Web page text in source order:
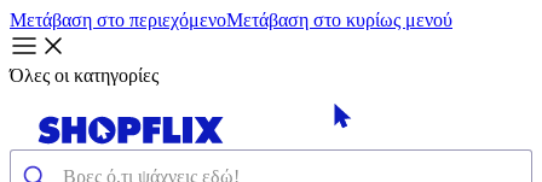
Μετάβαση στο περιεχόμενοΜετάβαση στο κυρίως μενού
Όλες οι κατηγορίες